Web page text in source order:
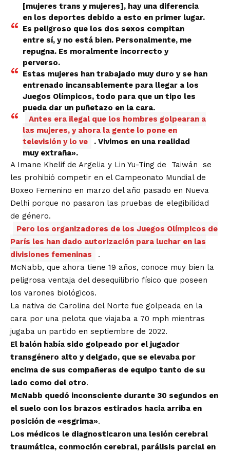
[mujeres trans y mujeres], hay una diferencia
en los deportes debido a esto en primer lugar.
Es peligroso que los dos sexos compitan
entre sí, y no está bien. Personalmente, me
repugna. Es moralmente incorrecto y
perverso.
Estas mujeres han trabajado muy duro y se han
entrenado incansablemente para llegar a los
Juegos Olímpicos, todo para que un tipo les
pueda dar un puñetazo en la cara.
Antes era ilegal que los hombres golpearan a
las mujeres, y ahora la gente lo pone en
televisión y lo ve
. Vivimos en una realidad
muy extraña».
A Imane Khelif de Argelia y Lin Yu-Ting de Taiwán se
les prohibió competir en el Campeonato Mundial de
Boxeo Femenino en marzo del año pasado en Nueva
Delhi porque no pasaron las pruebas de elegibilidad
de género.
Pero los organizadores de los Juegos Olímpicos de
París les han dado autorización para luchar en las
divisiones femeninas
.
McNabb, que ahora tiene 19 años, conoce muy bien la
peligrosa ventaja del desequilibrio físico que poseen
los varones biológicos.
La nativa de Carolina del Norte fue golpeada en la
cara por una pelota que viajaba a 70 mph mientras
jugaba un partido en septiembre de 2022.
El balón había sido golpeado por el jugador
transgénero alto y delgado, que se elevaba por
encima de sus compañeras de equipo tanto de su
lado como del otro.
McNabb quedó inconsciente durante 30 segundos en
el suelo con los brazos estirados hacia arriba en
posición de «esgrima».
Los médicos le diagnosticaron una lesión cerebral
traumática, conmoción cerebral, parálisis parcial en